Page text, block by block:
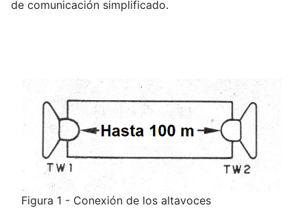
de comunicación simplificado.
Figura 1 - Conexión de los altavoces